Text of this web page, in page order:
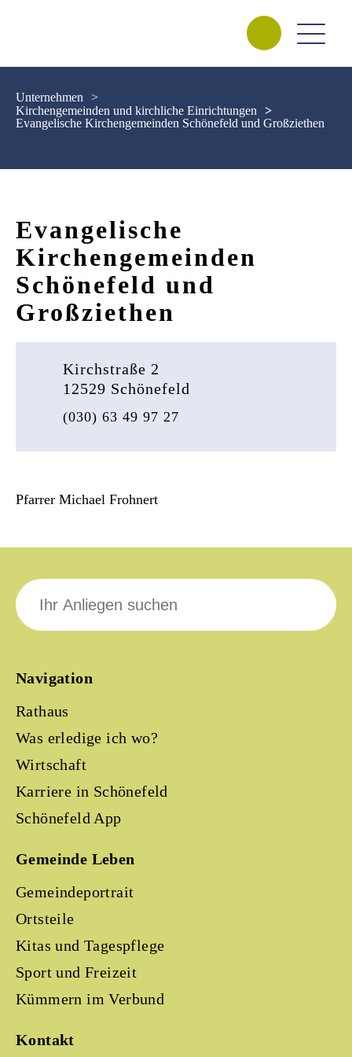
Unternehmen
>
Kirchengemeinden und kirchliche Einrichtungen
>
Evangelische Kirchengemeinden Schönefeld und Großziethen
Evangelische
Kirchengemeinden
Schönefeld und
Großziethen
Kirchstraße 2
12529 Schönefeld
(030) 63 49 97 27
Pfarrer Michael Frohnert
Navigation
Rathaus
Was erledige ich wo?
Wirtschaft
Karriere in Schönefeld
Schönefeld App
Gemeinde Leben
Gemeindeportrait
Ortsteile
Kitas und Tagespflege
Sport und Freizeit
Kümmern im Verbund
Kontakt
Suche
nach: